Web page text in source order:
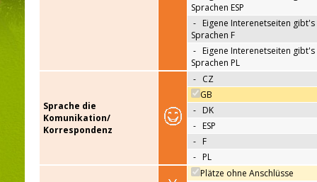
Sprachen ESP
- Eigene Interenetseiten gibt's
Sprachen F
- Eigene Interenetseiten gibt's
Sprachen PL
Sprache die
Komunikation/
Korrespondenz
- CZ
GB
- DK
- ESP
- F
- PL
Plätze ohne Anschlüsse